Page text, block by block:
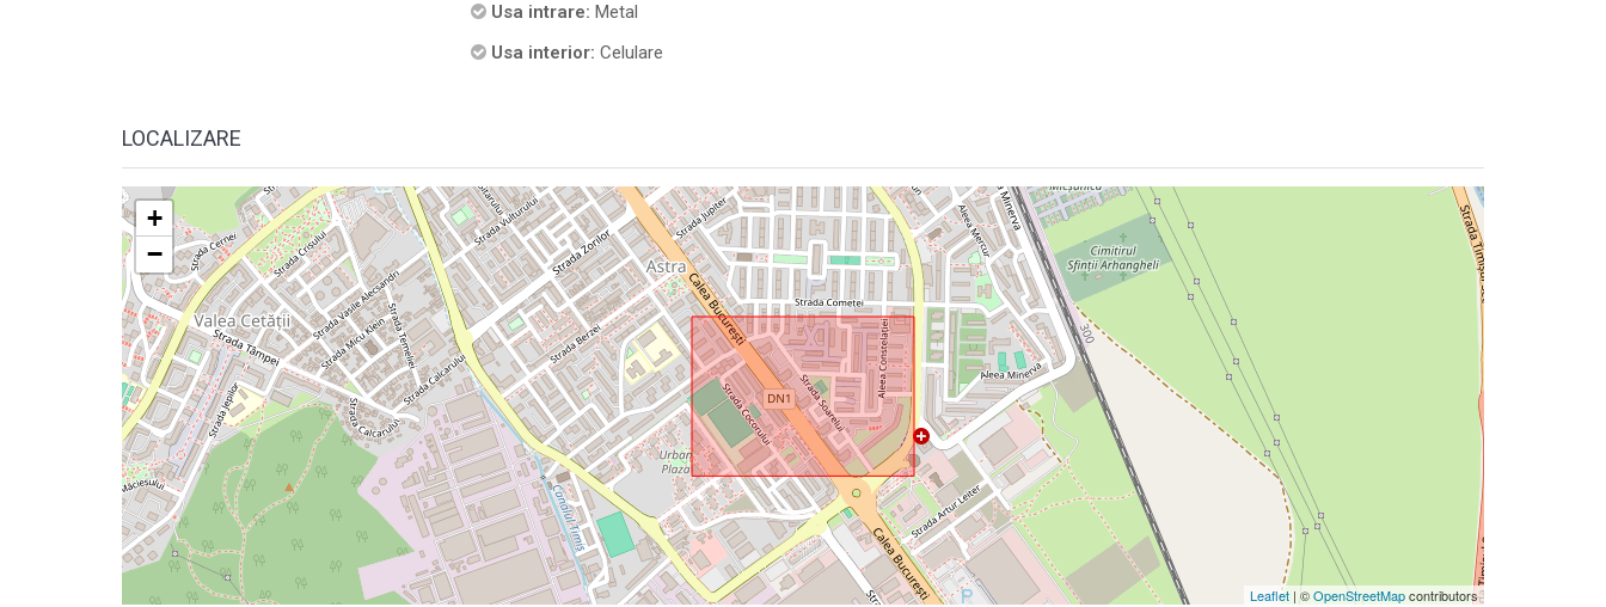
Usa intrare: Metal
Usa interior: Celulare
LOCALIZARE
+
−
Leaflet | ©OpenStreetMapcontributors